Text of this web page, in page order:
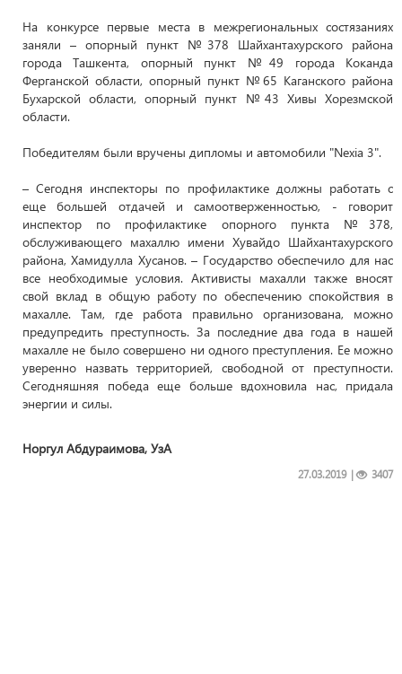
На конкурсе первые места в межрегиональных состязаниях
заняли – опорный пункт №378 Шайхантахурского района
города Ташкента, опорный пункт №49 города Коканда
Ферганской области, опорный пункт №65 Каганского района
Бухарской области, опорный пункт №43 Хивы Хорезмской
области.
Победителям были вручены дипломы и автомобили "Nexia 3".
– Сегодня инспекторы по профилактике должны работать с
еще большей отдачей и самоотверженностью, - говорит
инспектор по профилактике опорного пункта №378,
обслуживающего махаллю имени Хувайдо Шайхантахурского
района, Хамидулла Хусанов. – Государство обеспечило для нас
все необходимые условия. Активисты махалли также вносят
свой вклад в общую работу по обеспечению спокойствия в
махалле. Там, где работа правильно организована, можно
предупредить преступность. За последние два года в нашей
махалле не было совершено ни одного преступления. Ее можно
уверенно назвать территорией, свободной от преступности.
Сегодняшняя победа еще больше вдохновила нас, придала
энергии и силы.
Норгул Абдураимова, УзА
| 3407
27.03.2019